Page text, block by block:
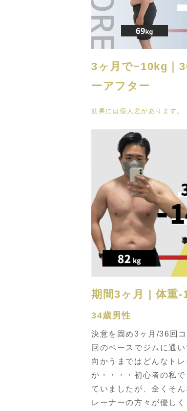
3ヶ月で−10kg｜
ーアフター
効果には個人差があります。
期間3ヶ月 | 体重-
34歳男性
決意を固め3ヶ月/36回
回のペースでジムに通
向かうまではどんなト
か・・・・初心者の私
ていましたが、全くそ
レーナーの方々が優し